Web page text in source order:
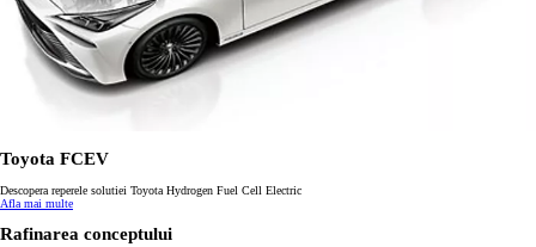
Toyota FCEV
Descopera reperele solutiei Toyota Hydrogen Fuel Cell Electric
Afla mai multe
Rafinarea conceptului